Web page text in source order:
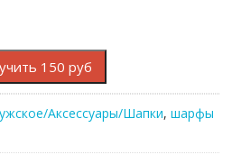
150 руб
Аксессуары/Шапки, шарфы